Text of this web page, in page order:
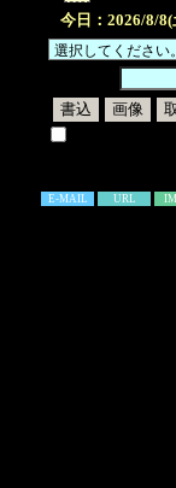
今日：2026/8/8(
E-MAIL URL